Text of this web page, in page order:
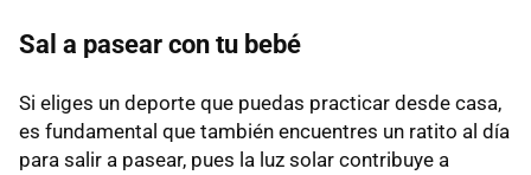
Sal a pasear con tu bebé
Si eliges un deporte que puedas practicar desde casa,
es fundamental que también encuentres un ratito al día
para salir a pasear, pues la luz solar contribuye a